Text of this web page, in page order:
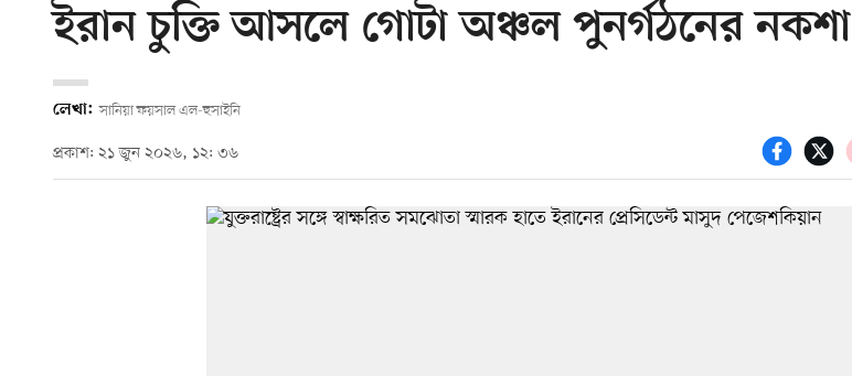
ইরান চুক্তি আসলে গোটা অঞ্চল পুনর্গঠনের নকশা
লেখা: সানিয়া ফয়সাল এল-হুসাইনি
প্রকাশ: ২১ জুন ২০২৬, ১২: ৩৬